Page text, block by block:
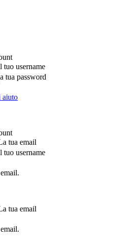
tuo username
tua password
aiuto
tua email
tuo username
tua email